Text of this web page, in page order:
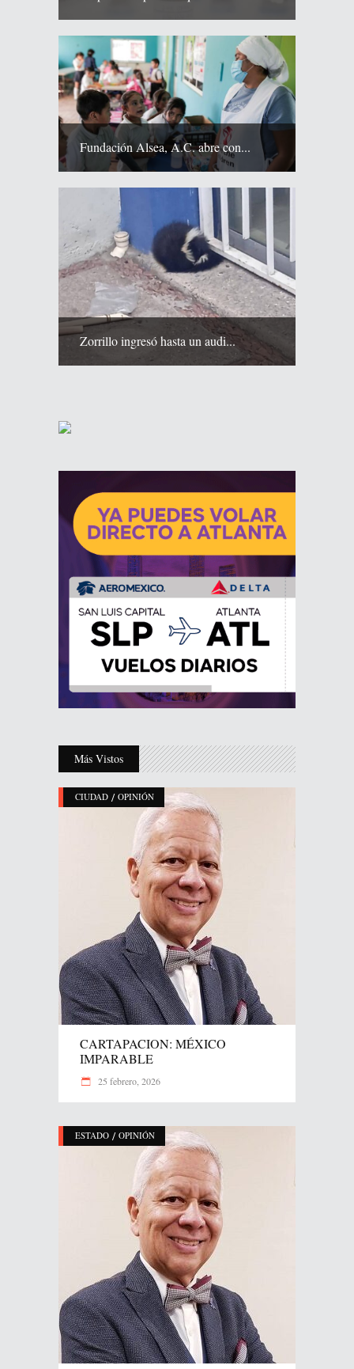
Fundación Alsea, A.C. abre con...
Zorrillo ingresó hasta un audi...
Más Vistos
CIUDAD / OPINIÓN
CARTAPACION: MÉXICO
IMPARABLE
25 febrero, 2026
ESTADO / OPINIÓN